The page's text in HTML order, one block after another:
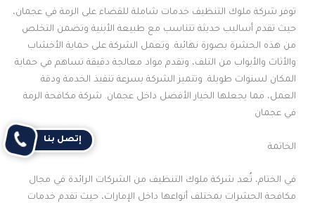
توفر شركة ملوك التنظيف خدمات شاملة للقضاء على الرمة في عجمان،
حيث تقدم أساليب حديثة تتناسب مع طبيعة الأبنية وتضمن التخلص
من هذه الحشرة بصورة نهائية. وتعمل الشركة على حماية الأخشاب
والأثاث والأبواب من التلف، وتقدم مواد معالجة دقيقة تساهم في حماية
المكان لسنوات طويلة. وتتميز الشركة بسرعة تنفيذ الخدمة ودقة
العمل، مما يجعلها الخيار الأفضل داخل عجمان. شركة مكافحة الرمة
في عجمان
الخاتمة
في الختام، تُعد شركة ملوك التنظيف من الشركات الرائدة في مجال
مكافحة الحشرات بمختلف أنواعها داخل الإمارات، حيث تقدم خدمات
إتصل بنا